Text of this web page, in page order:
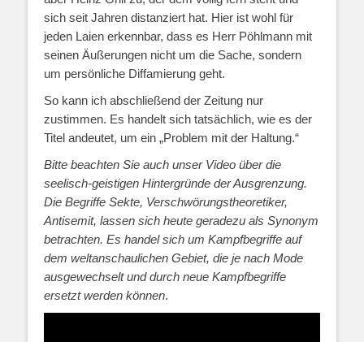
sich seit Jahren distanziert hat. Hier ist wohl für
jeden Laien erkennbar, dass es Herr Pöhlmann mit
seinen Äußerungen nicht um die Sache, sondern
um persönliche Diffamierung geht.
So kann ich abschließend der Zeitung nur
zustimmen. Es handelt sich tatsächlich, wie es der
Titel andeutet, um ein „Problem mit der Haltung.“
Bitte beachten Sie auch unser Video über die
seelisch-geistigen Hintergründe der Ausgrenzung.
Die Begriffe Sekte, Verschwörungstheoretiker,
Antisemit, lassen sich heute geradezu als Synonym
betrachten. Es handel sich um Kampfbegriffe auf
dem weltanschaulichen Gebiet, die je nach Mode
ausgewechselt und durch neue Kampfbegriffe
ersetzt werden können.